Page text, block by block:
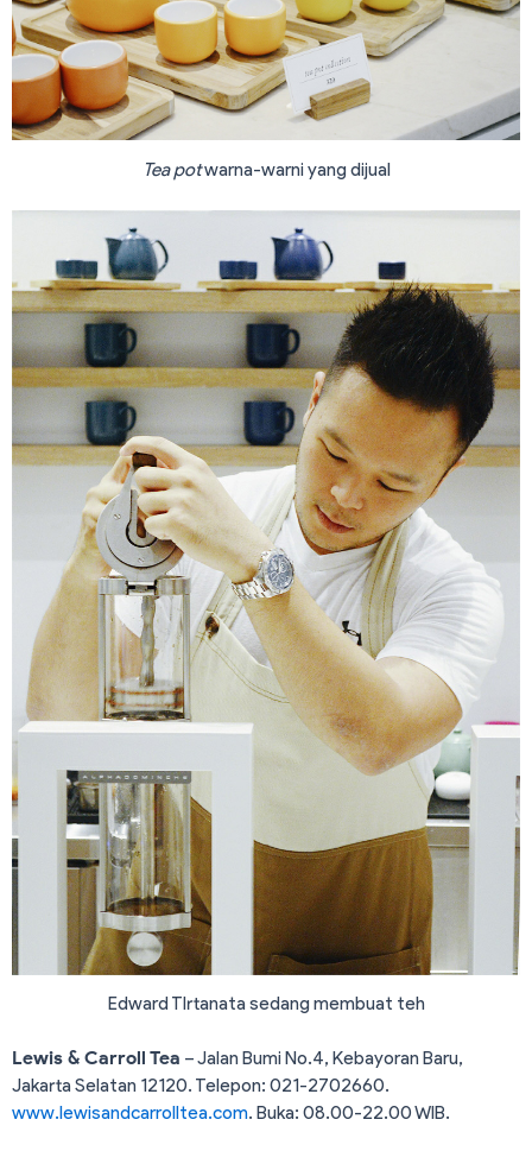
Tea potwarna-warni yang dijual
Edward TIrtanata sedang membuat teh
Lewis & Carroll Tea – Jalan Bumi No.4, Kebayoran Baru,
Jakarta Selatan 12120. Telepon: 021-2702660.
www.lewisandcarrolltea.com. Buka: 08.00-22.00 WIB.